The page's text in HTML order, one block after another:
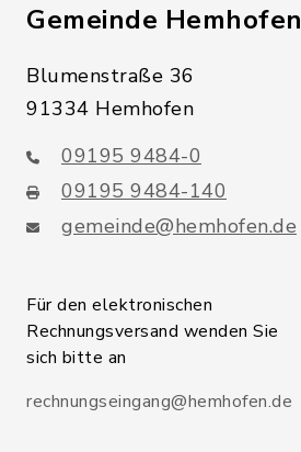
Gemeinde Hemhofen
Blumenstraße 36
91334 Hemhofen
09195 9484-0
09195 9484-140
gemeinde@hemhofen.de
Für den elektronischen
Rechnungsversand wenden Sie
sich bitte an
rechnungseingang@hemhofen.de